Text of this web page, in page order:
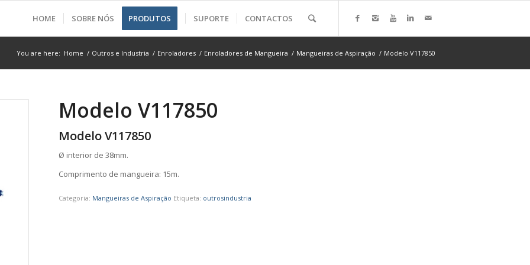
HOME SOBRE NÓS PRODUTOS SUPORTE CONTACTOS
You are here: Home / Outros e Industria / Enroladores / Enroladores de Mangueira / Mangueiras de Aspiração / Modelo V117850
Modelo V117850
Modelo V117850
Ø interior de 38mm.
Comprimento de mangueira: 15m.
Categoria: Mangueiras de Aspiração Etiqueta: outrosindustria